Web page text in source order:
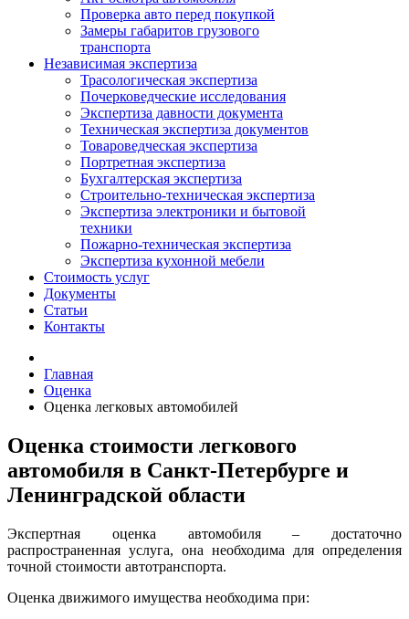
Проверка авто перед покупкой
Замеры габаритов грузового
транспорта
Независимая экспертиза
Трасологическая экспертиза
Почерковедческие исследования
Экспертиза давности документа
Техническая экспертиза документов
Товароведческая экспертиза
Портретная экспертиза
Бухгалтерская экспертиза
Строительно-техническая экспертиза
Экспертиза электроники и бытовой
техники
Пожарно-техническая экспертиза
Экспертиза кухонной мебели
Стоимость услуг
Документы
Статьи
Контакты
Главная
Оценка
Оценка легковых автомобилей
Оценка стоимости легкового
автомобиля в Санкт-Петербурге и
Ленинградской области
Экспертная оценка автомобиля – достаточно
распространенная услуга, она необходима для определения
точной стоимости автотранспорта.
Оценка движимого имущества необходима при: